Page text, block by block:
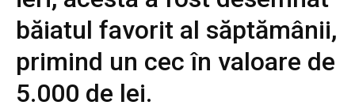
băiatul favorit al săptămânii,
primind un cec în valoare de
5.000 de lei.